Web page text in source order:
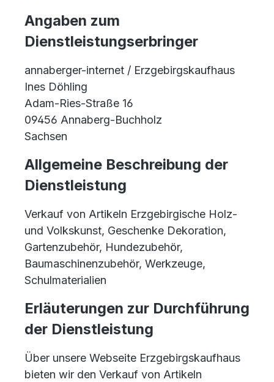
Angaben zum
Dienstleistungserbringer
annaberger-internet / Erzgebirgskaufhaus
Ines Döhling
Adam-Ries-Straße 16
09456 Annaberg-Buchholz
Sachsen
Allgemeine Beschreibung der
Dienstleistung
Verkauf von Artikeln Erzgebirgische Holz-
und Volkskunst, Geschenke Dekoration,
Gartenzubehör, Hundezubehör,
Baumaschinenzubehör, Werkzeuge,
Schulmaterialien
Erläuterungen zur Durchführung
der Dienstleistung
Über unsere Webseite Erzgebirgskaufhaus
bieten wir den Verkauf von Artikeln